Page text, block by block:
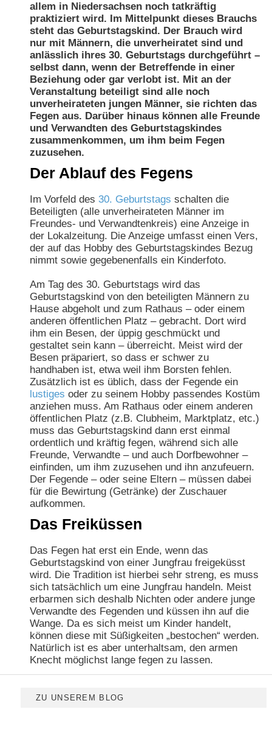
allem in Niedersachsen noch tatkräftig
praktiziert wird. Im Mittelpunkt dieses Brauchs
steht das Geburtstagskind. Der Brauch wird
nur mit Männern, die unverheiratet sind und
anlässlich ihres 30. Geburtstags durchgeführt –
selbst dann, wenn der Betreffende in einer
Beziehung oder gar verlobt ist. Mit an der
Veranstaltung beteiligt sind alle noch
unverheirateten jungen Männer, sie richten das
Fegen aus. Darüber hinaus können alle Freunde
und Verwandten des Geburtstagskindes
zusammenkommen, um ihm beim Fegen
zuzusehen.
Der Ablauf des Fegens
Im Vorfeld des30. Geburtstags schalten die
Beteiligten (alle unverheirateten Männer im
Freundes- und Verwandtenkreis) eine Anzeige in
der Lokalzeitung. Die Anzeige umfasst einen Vers,
der auf das Hobby des Geburtstagskindes Bezug
nimmt sowie gegebenenfalls ein Kinderfoto.
Am Tag des 30. Geburtstags wird das
Geburtstagskind von den beteiligten Männern zu
Hause abgeholt und zum Rathaus – oder einem
anderen öffentlichen Platz – gebracht. Dort wird
ihm ein Besen, der üppig geschmückt und
gestaltet sein kann – überreicht. Meist wird der
Besen präpariert, so dass er schwer zu
handhaben ist, etwa weil ihm Borsten fehlen.
Zusätzlich ist es üblich, dass der Fegende ein
lustiges oder zu seinem Hobby passendes Kostüm
anziehen muss. Am Rathaus oder einem anderen
öffentlichen Platz (z.B. Clubheim, Marktplatz, etc.)
muss das Geburtstagskind dann erst einmal
ordentlich und kräftig fegen, während sich alle
Freunde, Verwandte – und auch Dorfbewohner –
einfinden, um ihm zuzusehen und ihn anzufeuern.
Der Fegende – oder seine Eltern – müssen dabei
für die Bewirtung (Getränke) der Zuschauer
aufkommen.
Das Freiküssen
Das Fegen hat erst ein Ende, wenn das
Geburtstagskind von einer Jungfrau freigeküsst
wird. Die Tradition ist hierbei sehr streng, es muss
sich tatsächlich um eine Jungfrau handeln. Meist
erbarmen sich deshalb Nichten oder andere junge
Verwandte des Fegenden und küssen ihn auf die
Wange. Da es sich meist um Kinder handelt,
können diese mit Süßigkeiten „bestochen“ werden.
Natürlich ist es aber unterhaltsam, den armen
Knecht möglichst lange fegen zu lassen.
ZU UNSEREM BLOG